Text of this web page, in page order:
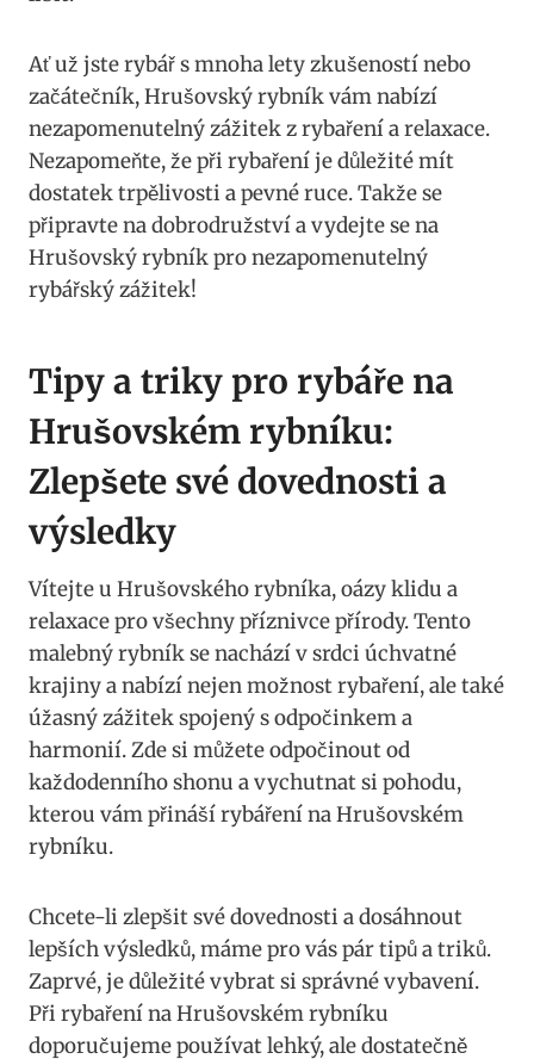
Ať už jste rybář s mnoha lety zkušeností nebo
začátečník, Hrušovský rybník vám nabízí
nezapomenutelný zážitek z rybaření a relaxace.
Nezapomeňte, že při rybaření je důležité mít
dostatek trpělivosti a pevné ruce. Takže se
připravte na dobrodružství a vydejte se na
Hrušovský rybník pro nezapomenutelný
rybářský zážitek!
Tipy a triky pro rybáře na
Hrušovském rybníku:
Zlepšete své dovednosti a
výsledky
Vítejte u Hrušovského rybníka, oázy klidu a
relaxace pro všechny příznivce přírody. Tento
malebný rybník se nachází v srdci úchvatné
krajiny a nabízí nejen možnost rybaření, ale také
úžasný zážitek spojený s odpočinkem a
harmonií. Zde si můžete odpočinout od
každodenního shonu a vychutnat si pohodu,
kterou vám přináší rybáření na Hrušovském
rybníku.
Chcete-li zlepšit své dovednosti a dosáhnout
lepších výsledků, máme pro vás pár tipů a triků.
Zaprvé, je důležité vybrat si správné vybavení.
Při rybaření na Hrušovském rybníku
doporučujeme používat lehký, ale dostatečně